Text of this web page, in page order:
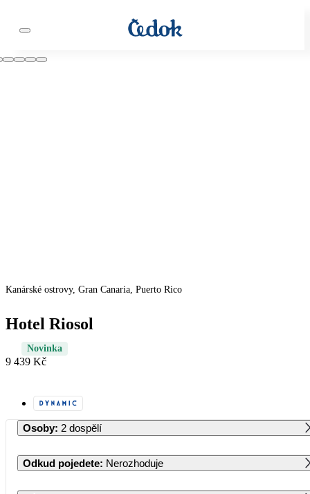
Kanárské ostrovy, Gran Canaria, Puerto Rico
Hotel Riosol
Novinka
9 439 Kč
Osoby: 2 dospělí
Odkud pojedete: Nerozhoduje